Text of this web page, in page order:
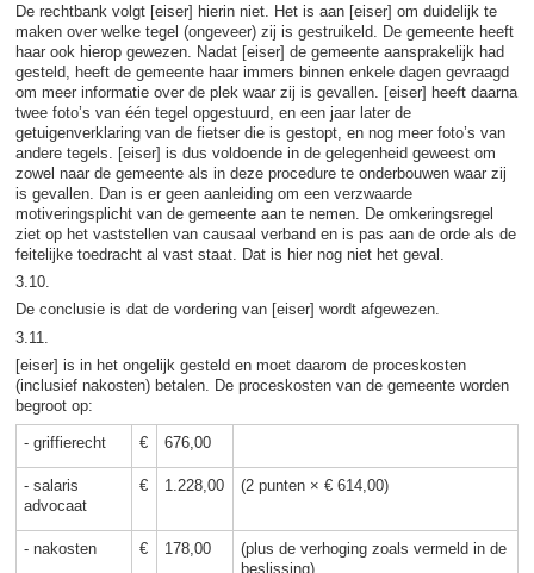
De rechtbank volgt [eiser] hierin niet. Het is aan [eiser] om duidelijk te
maken over welke tegel (ongeveer) zij is gestruikeld. De gemeente heeft
haar ook hierop gewezen. Nadat [eiser] de gemeente aansprakelijk had
gesteld, heeft de gemeente haar immers binnen enkele dagen gevraagd
om meer informatie over de plek waar zij is gevallen. [eiser] heeft daarna
twee foto’s van één tegel opgestuurd, en een jaar later de
getuigenverklaring van de fietser die is gestopt, en nog meer foto’s van
andere tegels. [eiser] is dus voldoende in de gelegenheid geweest om
zowel naar de gemeente als in deze procedure te onderbouwen waar zij
is gevallen. Dan is er geen aanleiding om een verzwaarde
motiveringsplicht van de gemeente aan te nemen. De omkeringsregel
ziet op het vaststellen van causaal verband en is pas aan de orde als de
feitelijke toedracht al vast staat. Dat is hier nog niet het geval.
3.10.
De conclusie is dat de vordering van [eiser] wordt afgewezen.
3.11.
[eiser] is in het ongelijk gesteld en moet daarom de proceskosten
(inclusief nakosten) betalen. De proceskosten van de gemeente worden
begroot op:
- griffierecht € 676,00
- salaris
advocaat
€ 1.228,00 (2 punten × € 614,00)
- nakosten € 178,00
(plus de verhoging zoals vermeld in de
beslissing)